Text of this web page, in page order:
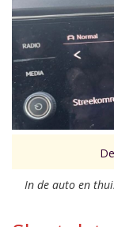
12.00 - 18.00 uur
Vorig uur
In de auto en